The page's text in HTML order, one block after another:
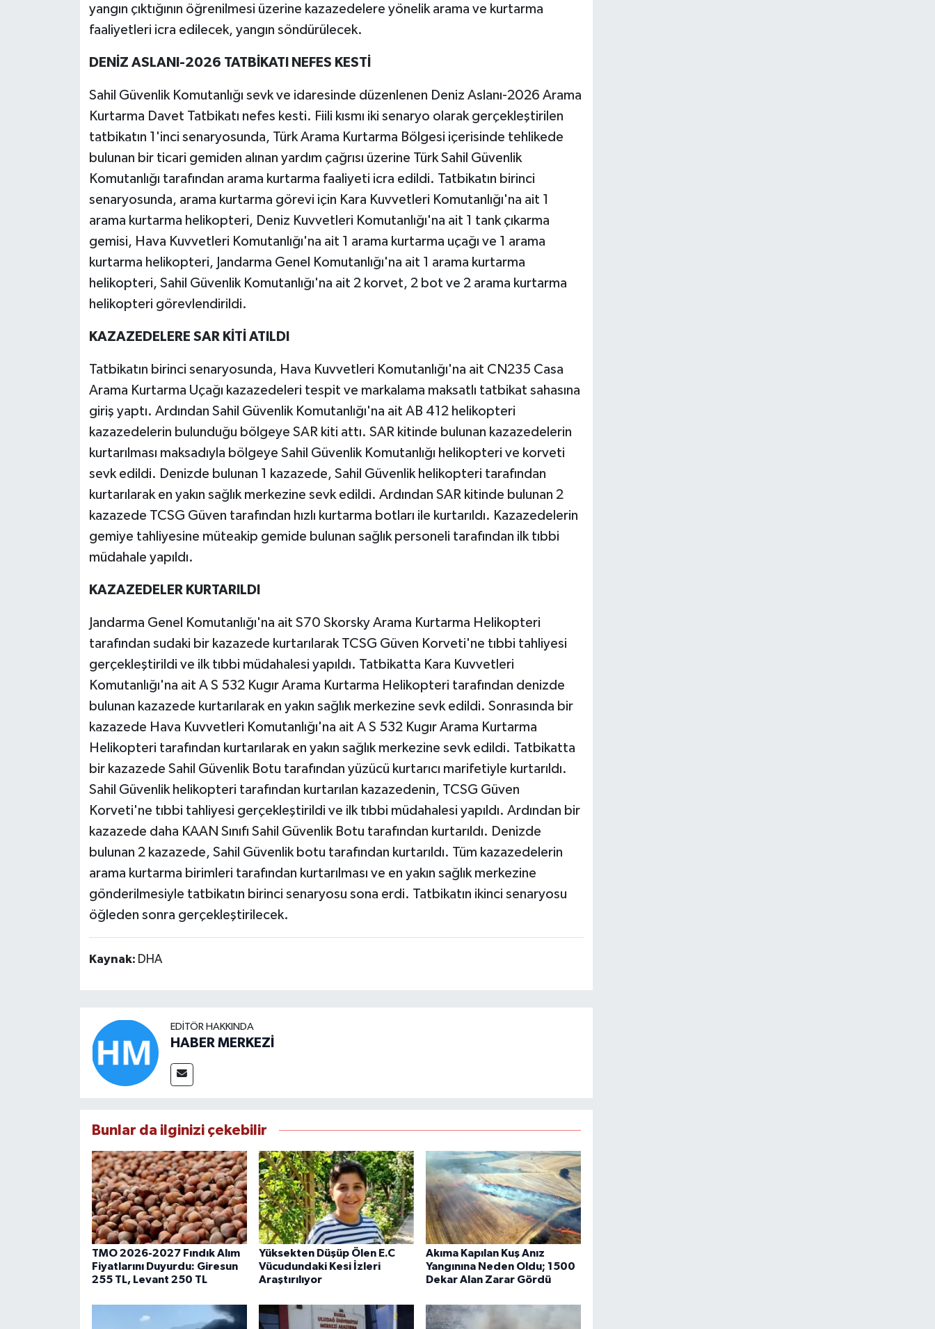
yangın çıktığının öğrenilmesi üzerine kazazedelere yönelik arama ve kurtarma
faaliyetleri icra edilecek, yangın söndürülecek.
DENİZ ASLANI-2026 TATBİKATI NEFES KESTİ
Sahil Güvenlik Komutanlığı sevk ve idaresinde düzenlenen Deniz Aslanı-2026 Arama
Kurtarma Davet Tatbikatı nefes kesti. Fiili kısmı iki senaryo olarak gerçekleştirilen
tatbikatın 1'inci senaryosunda, Türk Arama Kurtarma Bölgesi içerisinde tehlikede
bulunan bir ticari gemiden alınan yardım çağrısı üzerine Türk Sahil Güvenlik
Komutanlığı tarafından arama kurtarma faaliyeti icra edildi. Tatbikatın birinci
senaryosunda, arama kurtarma görevi için Kara Kuvvetleri Komutanlığı'na ait 1
arama kurtarma helikopteri, Deniz Kuvvetleri Komutanlığı'na ait 1 tank çıkarma
gemisi, Hava Kuvvetleri Komutanlığı'na ait 1 arama kurtarma uçağı ve 1 arama
kurtarma helikopteri, Jandarma Genel Komutanlığı'na ait 1 arama kurtarma
helikopteri, Sahil Güvenlik Komutanlığı'na ait 2 korvet, 2 bot ve 2 arama kurtarma
helikopteri görevlendirildi.
KAZAZEDELERE SAR KİTİ ATILDI
Tatbikatın birinci senaryosunda, Hava Kuvvetleri Komutanlığı'na ait CN235 Casa
Arama Kurtarma Uçağı kazazedeleri tespit ve markalama maksatlı tatbikat sahasına
giriş yaptı. Ardından Sahil Güvenlik Komutanlığı'na ait AB 412 helikopteri
kazazedelerin bulunduğu bölgeye SAR kiti attı. SAR kitinde bulunan kazazedelerin
kurtarılması maksadıyla bölgeye Sahil Güvenlik Komutanlığı helikopteri ve korveti
sevk edildi. Denizde bulunan 1 kazazede, Sahil Güvenlik helikopteri tarafından
kurtarılarak en yakın sağlık merkezine sevk edildi. Ardından SAR kitinde bulunan 2
kazazede TCSG Güven tarafından hızlı kurtarma botları ile kurtarıldı. Kazazedelerin
gemiye tahliyesine müteakip gemide bulunan sağlık personeli tarafından ilk tıbbi
müdahale yapıldı.
KAZAZEDELER KURTARILDI
Jandarma Genel Komutanlığı'na ait S70 Skorsky Arama Kurtarma Helikopteri
tarafından sudaki bir kazazede kurtarılarak TCSG Güven Korveti'ne tıbbi tahliyesi
gerçekleştirildi ve ilk tıbbi müdahalesi yapıldı. Tatbikatta Kara Kuvvetleri
Komutanlığı'na ait A S 532 Kugır Arama Kurtarma Helikopteri tarafından denizde
bulunan kazazede kurtarılarak en yakın sağlık merkezine sevk edildi. Sonrasında bir
kazazede Hava Kuvvetleri Komutanlığı'na ait A S 532 Kugır Arama Kurtarma
Helikopteri tarafından kurtarılarak en yakın sağlık merkezine sevk edildi. Tatbikatta
bir kazazede Sahil Güvenlik Botu tarafından yüzücü kurtarıcı marifetiyle kurtarıldı.
Sahil Güvenlik helikopteri tarafından kurtarılan kazazedenin, TCSG Güven
Korveti'ne tıbbi tahliyesi gerçekleştirildi ve ilk tıbbi müdahalesi yapıldı. Ardından bir
kazazede daha KAAN Sınıfı Sahil Güvenlik Botu tarafından kurtarıldı. Denizde
bulunan 2 kazazede, Sahil Güvenlik botu tarafından kurtarıldı. Tüm kazazedelerin
arama kurtarma birimleri tarafından kurtarılması ve en yakın sağlık merkezine
gönderilmesiyle tatbikatın birinci senaryosu sona erdi. Tatbikatın ikinci senaryosu
öğleden sonra gerçekleştirilecek.
Kaynak: DHA
EDITÖR HAKKINDA
HABER MERKEZİ
Bunlar da ilginizi çekebilir
TMO 2026-2027 Fındık Alım
Fiyatlarını Duyurdu: Giresun
255 TL, Levant 250 TL
Yüksekten Düşüp Ölen E.C
Vücudundaki Kesi İzleri
Araştırılıyor
Akıma Kapılan Kuş Anız
Yangınına Neden Oldu; 1500
Dekar Alan Zarar Gördü